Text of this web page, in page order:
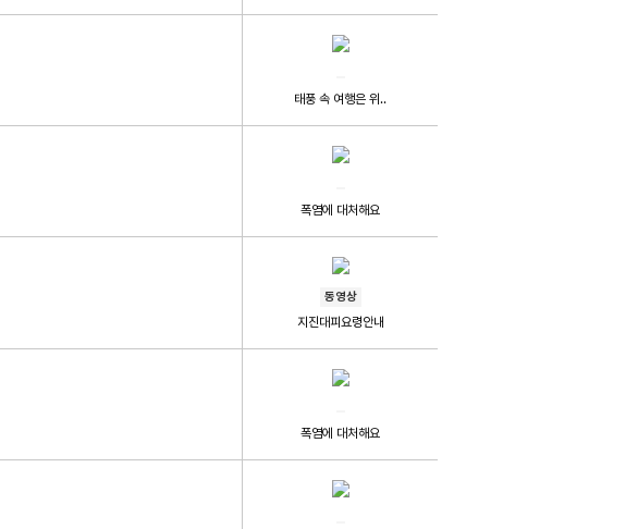
태풍 속 여행은 위..
폭염에 대처해요
동영상
지진대피요령안내
폭염에 대처해요